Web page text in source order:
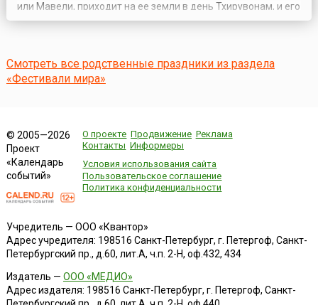
или Мавели, приходит на ее земли в день Тхирувонам, и его
поданные празднуют Золотую Эру, которая длилась в те
популярности и стали проси...
Смотреть все родственные праздники из раздела
«Фестивали мира»
© 2005—2026
Проект
«Календарь
событий»
О проекте Продвижение Реклама
Контакты Информеры
Условия использования сайта
Пользовательское соглашение
Политика конфиденциальности
Учредитель — ООО «Квантор»
Адрес учредителя: 198516 Санкт-Петербург, г. Петергоф, Санкт-
Петербургский пр., д.60, лит.А, ч.п. 2-Н, оф.432, 434
Издатель — ООО «МЕДИО»
Адрес издателя: 198516 Санкт-Петербург, г. Петергоф, Санкт-